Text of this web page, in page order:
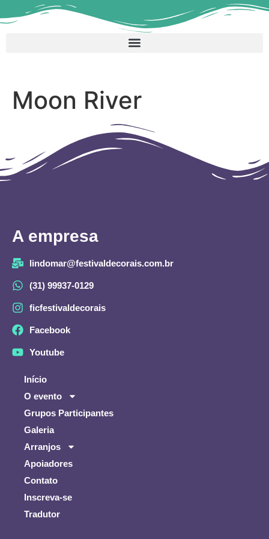
Moon River
A empresa
lindomar@festivaldecorais.com.br
(31) 99937-0129
ficfestivaldecorais
Facebook
Youtube
Início
O evento
Grupos Participantes
Galeria
Arranjos
Apoiadores
Contato
Inscreva-se
Tradutor